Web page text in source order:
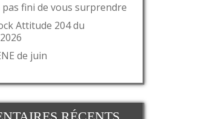
pas fini de vous surprendre
Attitude 204 du
de juin